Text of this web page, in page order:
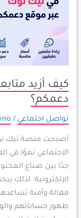
كيف أزيد
دعمكم؟
تواصل اجتماعي /
أصبحت منصة تيك
الاجتماعي نموًا في
جدًا بين صناع
الإلكترونية. لذلك
فعالة وآمنة
ظهور حساباتهم
تيك
توك
موقع